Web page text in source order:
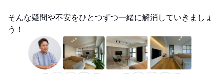
そんな疑問や不安をひとつずつ一緒に解消していきましょ
う！